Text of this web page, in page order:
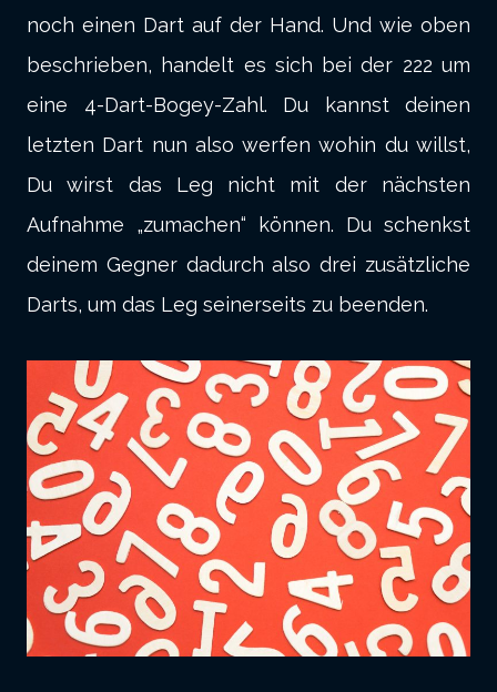
noch einen Dart auf der Hand. Und wie oben
beschrieben, handelt es sich bei der 222 um
eine 4-Dart-Bogey-Zahl. Du kannst deinen
letzten Dart nun also werfen wohin du willst,
Du wirst das Leg nicht mit der nächsten
Aufnahme „zumachen“ können. Du schenkst
deinem Gegner dadurch also drei zusätzliche
Darts, um das Leg seinerseits zu beenden.